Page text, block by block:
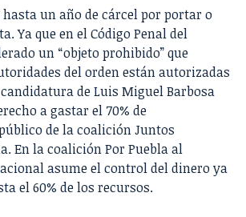
hastaun año de cárcel por portar o
. Ya que en el Código Penal del
un “objeto prohibido” que
del orden están autorizadas
de Luis Miguel Barbosa
a gastar el 70% de
de la coalición Juntos
. En la coalición Por Puebla al
asume el control del dinero ya
el 60% de los recursos.